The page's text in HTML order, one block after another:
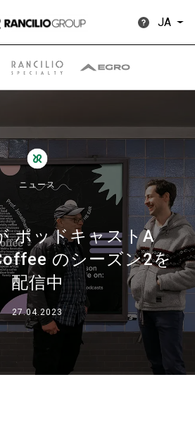
JA
ニュース
ポッドキャストA
のシーズン2を
配信中
27.04.2023
ニュ
ース
ダウン